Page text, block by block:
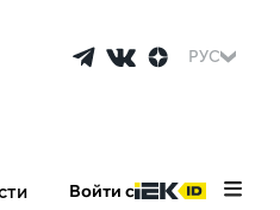
РУС
Войти с